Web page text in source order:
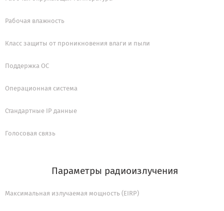
Рабочая влажность
Класс защиты от проникновения влаги и пыли
Поддержка ОС
Операционная система
Стандартные IP данные
Голосовая связь
Параметры радиоизлучения
Максимальная излучаемая мощность (EIRP)